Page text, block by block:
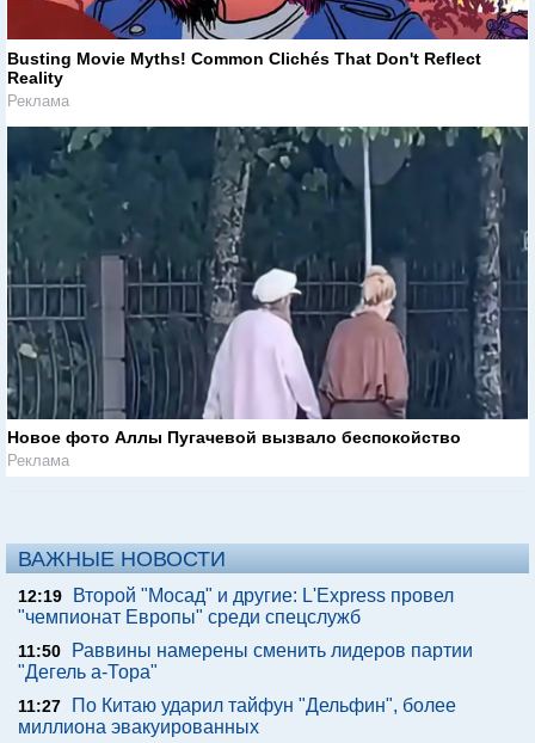
Busting Movie Myths! Common Clichés That Don't Reflect
Reality
Реклама
Новое фото Аллы Пугачевой вызвало беспокойство
Реклама
ВАЖНЫЕ НОВОСТИ
12:19
Второй "Мосад" и другие: L'Express провел
"чемпионат Европы" среди спецслужб
11:50
Раввины намерены сменить лидеров партии
"Дегель а-Тора"
11:27
По Китаю ударил тайфун "Дельфин", более
миллиона эвакуированных